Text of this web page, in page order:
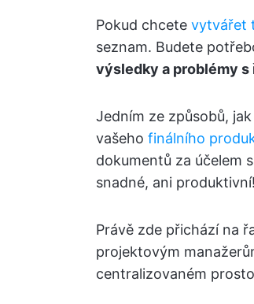
Pokud chcete vytvářet
seznam. Budete
výsledky a problémy s
Jedním ze způsobů,
vašeho finálního
dokumentů za účelem
snadné, ani produktivní!
Právě zde přichází na
projektovým
centralizovaném